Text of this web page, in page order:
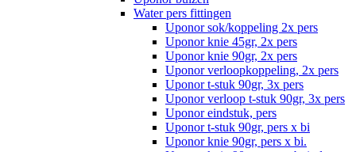
Water pers fittingen
Uponor sok/koppeling 2x pers
Uponor knie 45gr, 2x pers
Uponor knie 90gr, 2x pers
Uponor verloopkoppeling, 2x pers
Uponor t-stuk 90gr, 3x pers
Uponor verloop t-stuk 90gr, 3x pers
Uponor eindstuk, pers
Uponor t-stuk 90gr, pers x bi
Uponor knie 90gr, pers x bi.